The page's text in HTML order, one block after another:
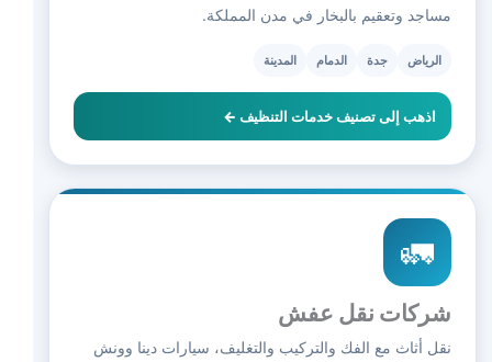
مساجد وتعقيم بالبخار في مدن المملكة.
الرياض جدة الدمام المدينة
اذهب إلى تصنيف خدمات التنظيف ←
🚛
شركات نقل عفش
نقل أثاث مع الفك والتركيب والتغليف، سيارات دينا وونش